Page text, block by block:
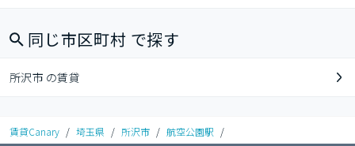
同じ市区町村 で探す
所沢市 の賃貸
賃貸Canary / 埼玉県 / 所沢市 / 航空公園駅 /